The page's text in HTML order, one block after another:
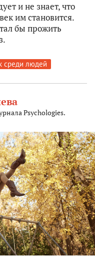
и не знает, что
им становится.
бы прожить
среди людей
Psychologies.